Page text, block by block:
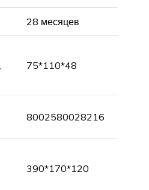
28 месяцев
75*110*48
8002580028216
390*170*120